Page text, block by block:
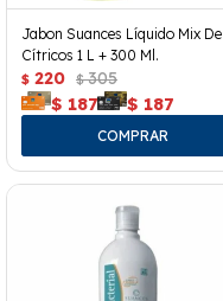
Jabon Suances Líquido Mix De
Cítricos 1 L + 300 Ml.
$ 220 $ 305
$ 187 $ 187